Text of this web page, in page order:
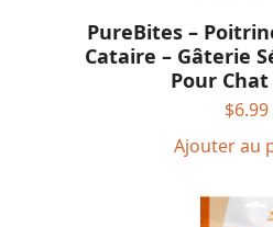
PureBites –
Cataire – Gâterie
Pour Chat
$6.99
Ajouter au